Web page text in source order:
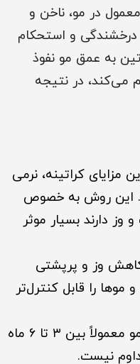
در مو، ناخن و
درخشندگی و استحکام
به عمق مو نفوذ
می‌کند، در نتیجه
مزایای کراتینه، نرمی
این روش به خصوص
دارند بسیار موثر
وز و پرپشتی
را قابل کنترل‌تر
نتایج کراتینه مو معمولاً بین ۳ تا ۶ ماه
نیست.